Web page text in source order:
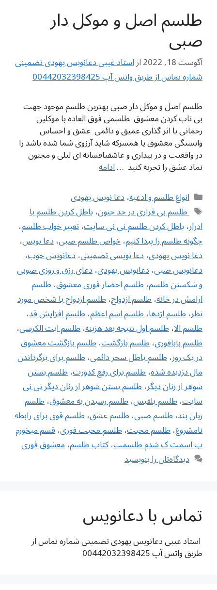
طلسم اصل و موکل دار
صبی
آگوست 18, 2022 ازاستاد غیبی دعانویس یهودی تضمینی
شماره تماس از طریق واتس آپ 00442032398425
طلسم اصل و موکل دار صبی بهترین طلسم موجود جهت
بی تاب کردن معشوق ‍‍‍‍ ‍‍طلسمی فوق العاده با موکلین
رحمانی با اثر گذاری عمیق و دائمی عشق و احساس
وابستگی معشوق یا همسرکه شاید آرزوی شما شده باشد را
در واقعیت و در بیداری و عاشقیافسانه ای لیلی و مجنون
نماد عشق را تجربه کنید ‍‍‍ …ادامه
دسته‌ها
انواع طلسم و ادعیه،دعا نویس یهودی
برچسب‌ها
‌ طلسم بی قراری در حد جنون،باطل كردن طلسم با
ادرار،باطل كردن طلسم نی نی سایت،تعبیر خواب طلسم،
چگونه طلسم را پیدا کنیم،خواص طلسم صبی،دعا نویس،
دعا نویس یهودی،دعا نویسی تضمینی،دعانویس خوب،
دعانویس صبی،دعانویس یهودی،دعای رزق و روزی صوتی
و شکستن طلسم،طلسم احضار فوری معشوق،طلسم
ارامش در خانه،طلسم ازدواج،طلسم ازدواج با شخص مورد
نظر،طلسم اژدها،طلسم اسم اعظم،طلسم افزایش قد،
طلسم الا،طلسم اول نتیجه بعد هزینه،طلسم ایت الکرسی،
طلسم باباقوری،طلسم بازگشت،طلسم بازگشت معشوق
در یک روز،طلسم باطل سحر دائمی،طلسم برای برگرداندن
مال دزدیده شده،طلسم برای رفع کدورت،طلسم بستن
شوهر از زنان دیگر،طلسم بستن شوهر از زنان دیگر نی نی
سایت،طلسم بلقیس،طلسم رسیدن به معشوق،طلسم
زبان بند،طلسم صبی،طلسم عشق،طلسم قوی برای رابطه
نامشروع،طلسم محبت،طلسم محبت فوری،قسم میخورم
ب اسمت ک شدم طلسمت،کتاب طلسم،معشوق فوری
دیدگاه‌تان را بنویسید
تماس با دعانویس
استاد غیبی دعانویس یهودی تضمینی شماره تماس از
طریق واتس آپ 00442032398425